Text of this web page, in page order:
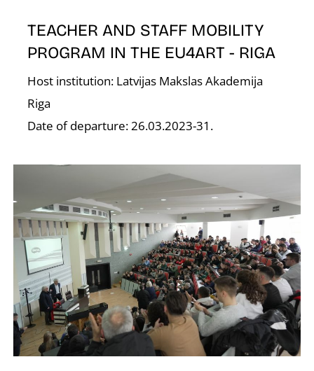
TEACHER AND STAFF MOBILITY
PROGRAM IN THE EU4ART - RIGA
Host institution: Latvijas Makslas Akademija
Riga
Date of departure: 26.03.2023-31.